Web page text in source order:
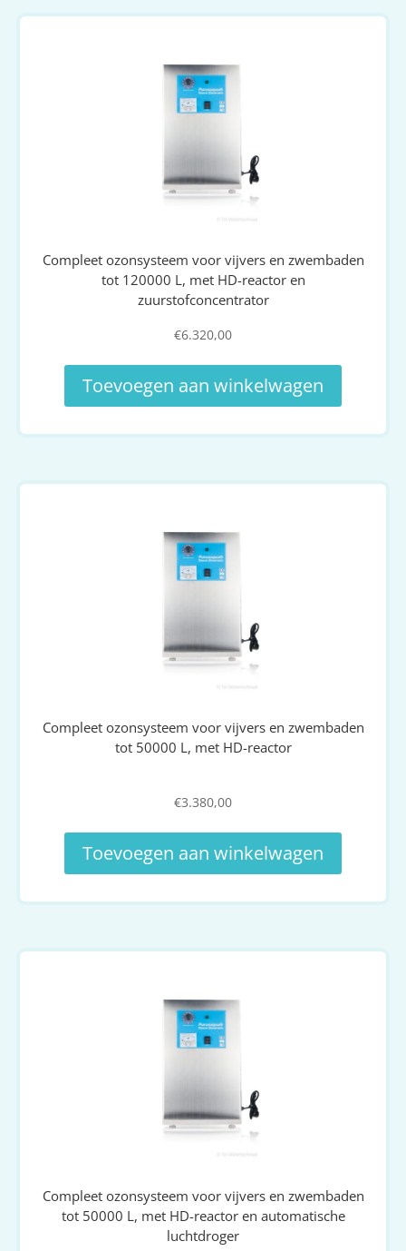
Compleet ozonsysteem voor vijvers en zwembaden
tot 120000 L, met HD-reactor en
zuurstofconcentrator
€6.320,00
Toevoegen aan winkelwagen
Compleet ozonsysteem voor vijvers en zwembaden
tot 50000 L, met HD-reactor
€3.380,00
Toevoegen aan winkelwagen
Compleet ozonsysteem voor vijvers en zwembaden
tot 50000 L, met HD-reactor en automatische
luchtdroger